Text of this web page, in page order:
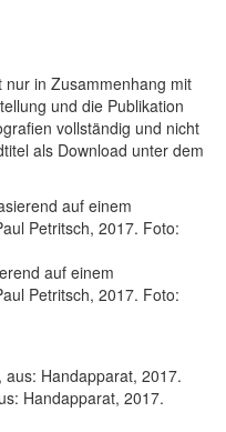
nur in Zusammenhang mit
und die Publikation
vollständig und nicht
als Download unter dem
auf einem
Petritsch, 2017. Foto:
Handapparat, 2017.